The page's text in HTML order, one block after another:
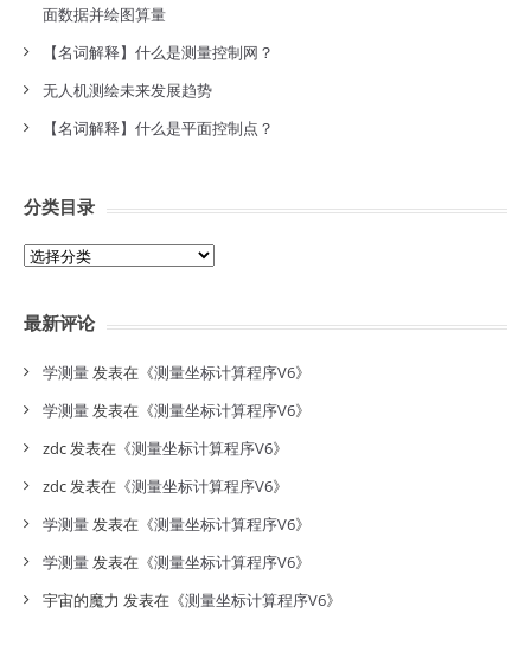
面数据并绘图算量
【名词解释】什么是测量控制网？
无人机测绘未来发展趋势
【名词解释】什么是平面控制点？
分类目录
分
录
最新评论
学测量发表在《测量坐标计算程序V6》
学测量发表在《测量坐标计算程序V6》
zdc发表在《测量坐标计算程序V6》
zdc发表在《测量坐标计算程序V6》
学测量发表在《测量坐标计算程序V6》
学测量发表在《测量坐标计算程序V6》
宇宙的魔力 发表在《测量坐标计算程序V6》